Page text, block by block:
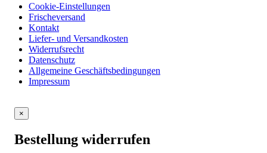
Cookie-Einstellungen
Frischeversand
Kontakt
Liefer- und Versandkosten
Widerrufsrecht
Datenschutz
Allgemeine Geschäftsbedingungen
Impressum
×
Bestellung widerrufen